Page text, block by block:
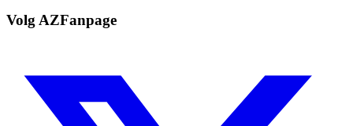
Volg AZFanpage